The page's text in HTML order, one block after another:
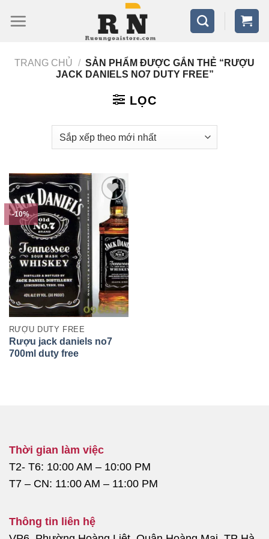
qua
dungTRANG CHỦ / SẢN PHẨM ĐƯỢC GẮN THẺ “RƯỢU
JACK DANIELS NO7 DUTY FREE”
LỌC
-10%
RƯỢU DUTY FREE
Rượu jack daniels no7
700ml duty free
Thời gian làm việc
T2- T6: 10:00 AM – 10:00 PM
T7 – CN: 11:00 AM – 11:00 PM
Thông tin liên hệ